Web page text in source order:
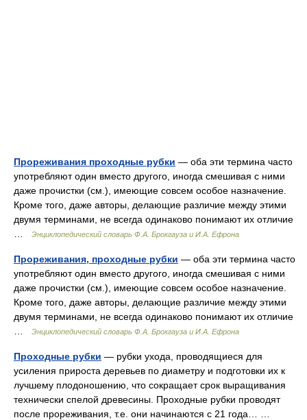
Прореживания проходные рубки — оба эти термина часто
употребляют один вместо другого, иногда смешивая с ними
даже прочистки (см.), имеющие совсем особое назначение.
Кроме того, даже авторы, делающие различие между этими
двумя терминами, не всегда одинаково понимают их отличие
Энциклопедический словарь Ф.А. Брокгауза и И.А. Ефрона
Прореживания, проходные рубки — оба эти термина часто
употребляют один вместо другого, иногда смешивая с ними
даже прочистки (см.), имеющие совсем особое назначение.
Кроме того, даже авторы, делающие различие между этими
двумя терминами, не всегда одинаково понимают их отличие
Энциклопедический словарь Ф.А. Брокгауза и И.А. Ефрона
Проходные рубки — рубки ухода, проводящиеся для
усиления прироста деревьев по диаметру и подготовки их к
лучшему плодоношению, что сокращает срок выращивания
технически спелой древесины. Проходные рубки проводят
после прореживания, т.е. они начинаются с 21 года… …